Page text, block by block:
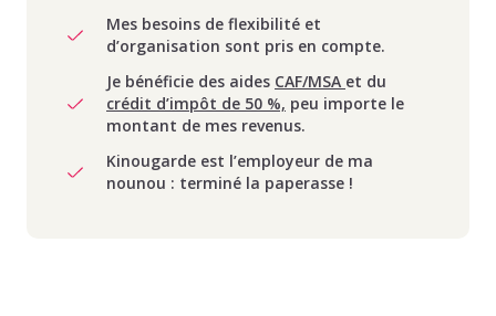
Mes besoins de flexibilité et
d’organisation sont pris en compte.
Je bénéficie des aides CAF/MSA et du
crédit d’impôt de 50 %, peu importe le
montant de mes revenus.
Kinougarde est l’employeur de ma
nounou : terminé la paperasse !